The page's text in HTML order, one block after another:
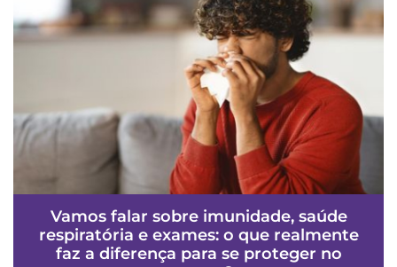
Vamos falar sobre imunidade, saúde
respiratória e exames: o que realmente
faz a diferença para se proteger no